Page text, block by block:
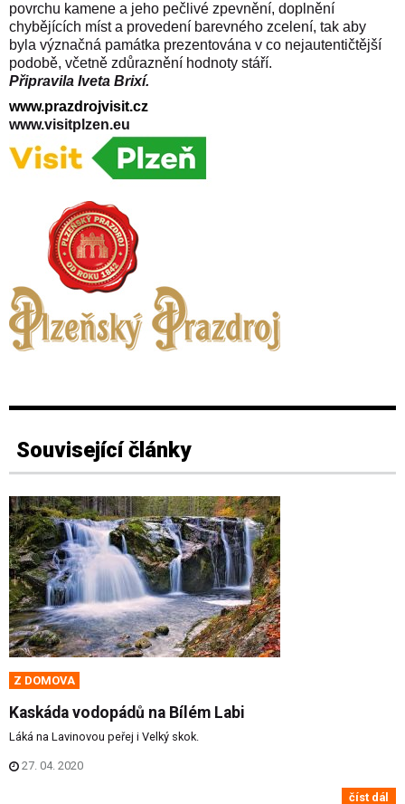
povrchu kamene a jeho pečlivé zpevnění, doplnění
chybějících míst a provedení barevného zcelení, tak aby
byla význačná památka prezentována v co nejautentičtější
podobě, včetně zdůraznění hodnoty stáří.
Připravila Iveta Brixí.
www.prazdrojvisit.cz
www.visitplzen.eu
Související články
Z DOMOVA
Kaskáda vodopádů na Bílém Labi
Láká na Lavinovou peřej i Velký skok.
27. 04. 2020
číst dál